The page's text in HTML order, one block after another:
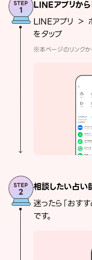
LINEアプリから
LINEアプリ ＞
をタップ
※本ページのリンク
相談したい占い
迷ったら「おす
です。